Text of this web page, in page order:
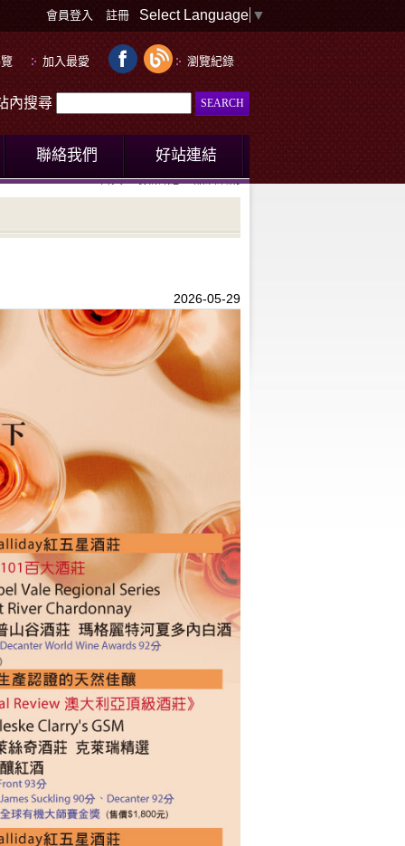
Select Language ▼
會員登入 註冊
加入最愛 瀏覽紀錄
內搜尋
聯絡我們 好站連結
首頁 最新訊息 品酒活動
2026-05-29